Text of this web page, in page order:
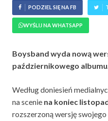
PODZIEL SIĘ NA FB
WYŚLIJ NA WHATSAPP
Boysband wyda nową
październikowego
Według doniesień
na scenie na koniec
rozszerzoną wersję